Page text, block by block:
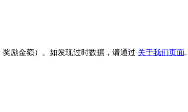
励金额）。如发现过时数据，请通过 关于我们页面.